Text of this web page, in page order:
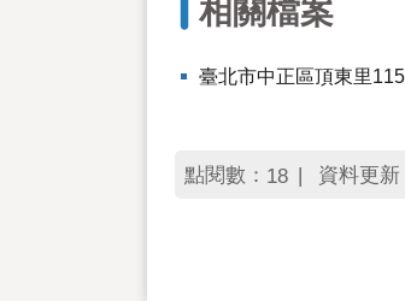
相關檔案
臺北市中正區頂東里
點閱數： 18 資料更